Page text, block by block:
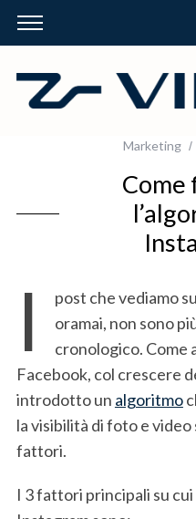
Marketing
Come
I
post che vediamo
oramai, non sono
cronologico. Come
Facebook, col crescere
introdotto un algoritmo
la visibilità di foto e video
fattori.
I 3 fattori principali su cui